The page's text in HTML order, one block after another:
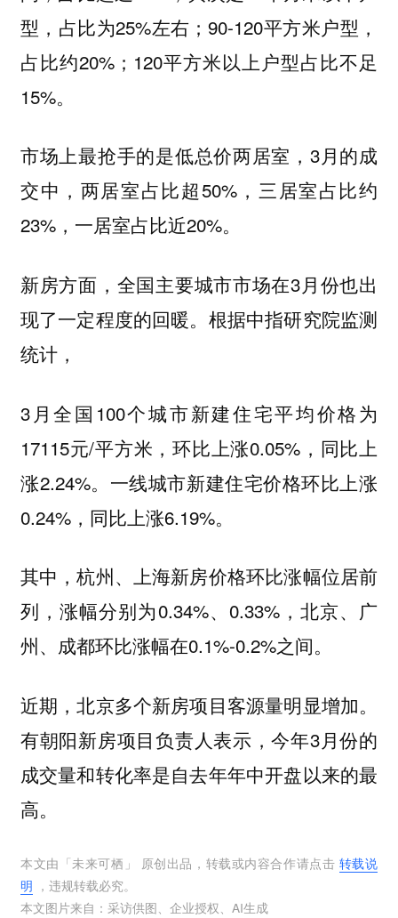
型，占比为25%左右；90-120平方米户型，
占比约20%；120平方米以上户型占比不足
15%。
市场上最抢手的是低总价两居室，3月的成
交中，两居室占比超50%，三居室占比约
23%，一居室占比近20%。
新房方面，全国主要城市市场在3月份也出
现了一定程度的回暖。根据中指研究院监测
统计，
3月全国100个城市新建住宅平均价格为
17115元/平方米，环比上涨0.05%，同比上
涨2.24%。一线城市新建住宅价格环比上涨
0.24%，同比上涨6.19%。
其中，杭州、上海新房价格环比涨幅位居前
列，涨幅分别为0.34%、0.33%，北京、广
州、成都环比涨幅在0.1%-0.2%之间。
近期，北京多个新房项目客源量明显增加。
有朝阳新房项目负责人表示，今年3月份的
成交量和转化率是自去年年中开盘以来的最
高。
本文由「未来可栖 」 原创出品，转载或内容合作请点击 转载说
明 ，违规转载必究。
本文图片来自： 采访供图、 企业授权、 AI生成